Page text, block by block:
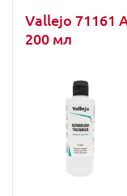
Vallejo 71161
200 мл